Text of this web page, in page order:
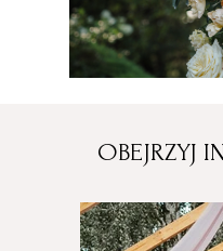
OBEJRZYJ